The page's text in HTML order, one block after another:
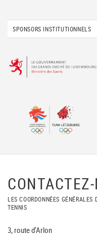
SPONSORS INSTITUTIONNELS
LES COORDONNÉES
TENNIS
3, route d'Arlon